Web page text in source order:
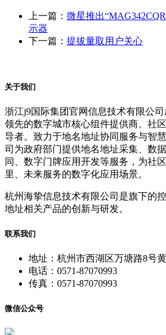
上一篇： 微星推出
示器
下一篇： 提拔量取用户关心
关于我们
浙江j9国际集团官网信息技术有限公
领先的数字城市核心组件提供商、社
导者。致力于地名地址协同服务与智
司为政府部门提供地名地址采集、数
同、数字门牌应用开发等服务，为社
里、未来服务的数字化应用场景。
杭州海挚信息技术有限公司是旗下的
地址相关产品的创新与研发。
联系我们
地址：杭州市西湖区万塘路8号
电话：0571-87070993
传真：0571-87070993
微信公众号